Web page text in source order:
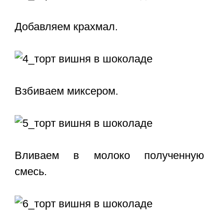
Добавляем крахмал.
Взбиваем миксером.
Вливаем в молоко полученную
смесь.